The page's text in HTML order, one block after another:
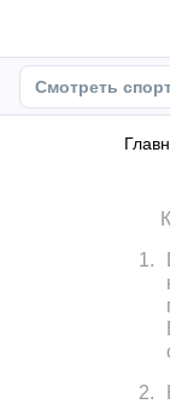
Смотреть
1 .
2.